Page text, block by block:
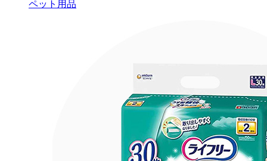
ペット用品